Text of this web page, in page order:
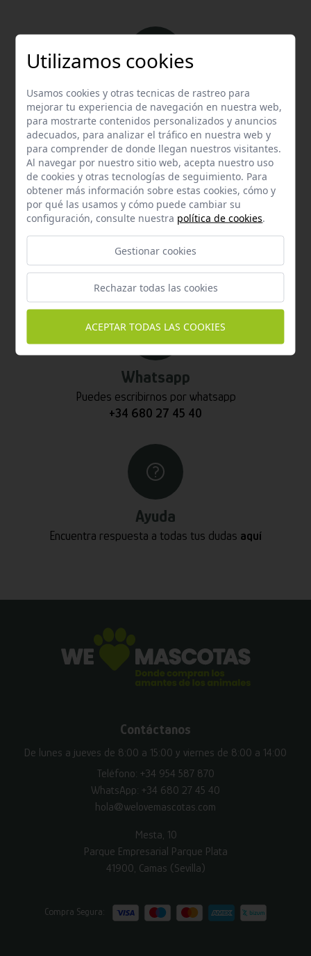
Email
Contacta con nosotros vía email
hola@welovemascotas.com
Contacta con nosotros a través del teléfono
Whatsapp
Puedes escribirnos por whatsapp
+34 680 27 45 40
Ayuda
Encuentra respuesta a todas tus dudas aquí
Contáctanos
De lunes a jueves de 8:00 a 15:00 y viernes de 8:00 a 14:00
Teléfono: +34 954 587 870
WhatsApp: +34 680 27 45 40
hola@welovemascotas.com
Mesta, 10
Parque Empresarial Parque Plata
41900, Camas (Sevilla)
Compra Segura:
Utilizamos cookies
Usamos cookies y otras tecnicas de rastreo para
mejorar tu experiencia de navegación en nuestra web,
para mostrarte contenidos personalizados y anuncios
adecuados, para analizar el tráfico en nuestra web y
para comprender de donde llegan nuestros visitantes.
Al navegar por nuestro sitio web, acepta nuestro uso
de cookies y otras tecnologías de seguimiento. Para
obtener más información sobre estas cookies, cómo y
por qué las usamos y cómo puede cambiar su
configuración, consulte nuestra política de cookies.
Gestionar cookies
Rechazar todas las cookies
ACEPTAR TODAS LAS COOKIES